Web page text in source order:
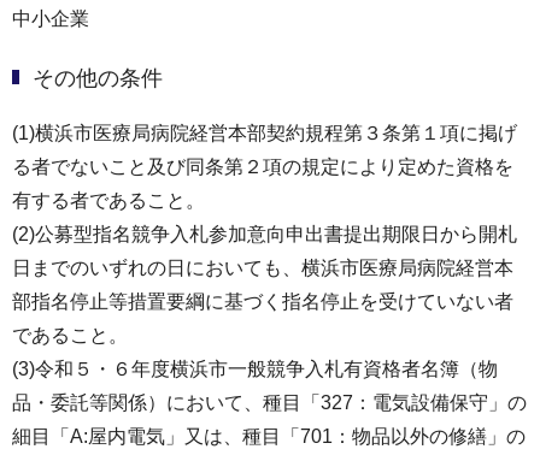
中小企業
その他の条件
(1)横浜市医療局病院経営本部契約規程第３条第１項に掲げ
る者でないこと及び同条第２項の規定により定めた資格を
有する者であること。
(2)公募型指名競争入札参加意向申出書提出期限日から開札
日までのいずれの日においても、横浜市医療局病院経営本
部指名停止等措置要綱に基づく指名停止を受けていない者
であること。
(3)令和５・６年度横浜市一般競争入札有資格者名簿（物
品・委託等関係）において、種目「327：電気設備保守」の
細目「A:屋内電気」又は、種目「701：物品以外の修繕」の